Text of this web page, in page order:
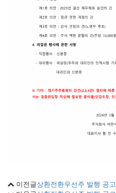
이전글상환전환우선주 발행 공고